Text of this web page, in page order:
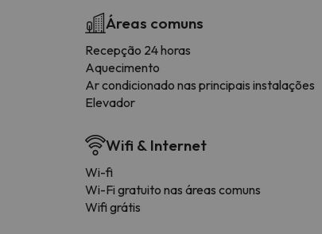
Áreas comuns
Recepção 24 horas
Aquecimento
Ar condicionado nas principais instalações
Elevador
Wifi & Internet
Wi-fi
Wi-Fi gratuito nas áreas comuns
Wifi grátis